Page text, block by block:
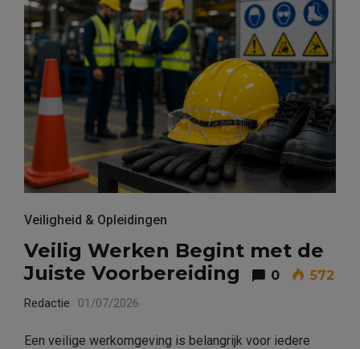
Veiligheid & Opleidingen
Veilig Werken Begint met de
Juiste Voorbereiding
0 572
Redactie 01/07/2026
Een veilige werkomgeving is belangrijk voor iedere